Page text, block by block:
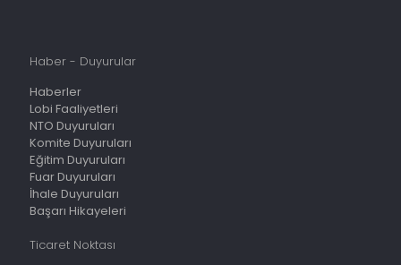
Haber - Duyurular
Haberler
Lobi Faaliyetleri
NTO Duyuruları
Komite Duyuruları
Eğitim Duyuruları
Fuar Duyuruları
İhale Duyuruları
Başarı Hikayeleri
Ticaret Noktası